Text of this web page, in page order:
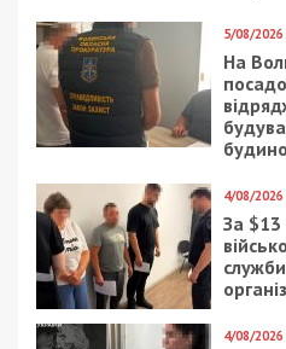
5/08/2026
На
4/08/2026
За $13
4/08/2026